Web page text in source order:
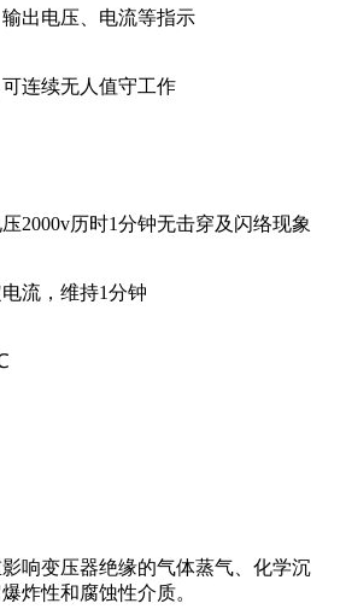
出电压、电流等指示
连续无人值守工作
2000v历时1分钟无击穿及闪络现象
流，维持1分钟
响变压器绝缘的气体蒸气、化学沉
炸性和腐蚀性介质。